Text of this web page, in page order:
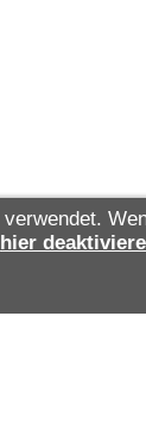
verwendet.
hier